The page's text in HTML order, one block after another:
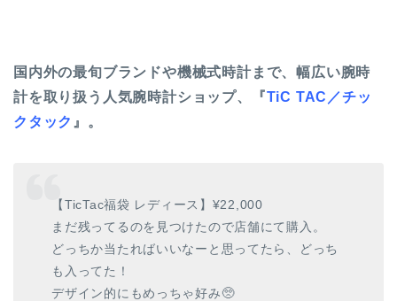
国内外の最旬ブランドや機械式時計まで、幅広い腕時
計を取り扱う人気腕時計ショップ、『TiC TAC／チッ
クタック 』。
【TicTac福袋 レディース】¥22,000
まだ残ってるのを見つけたので店舗にて購入。
どっちか当たればいいなーと思ってたら、どっち
も入ってた！
デザイン的にもめっちゃ好み🥺